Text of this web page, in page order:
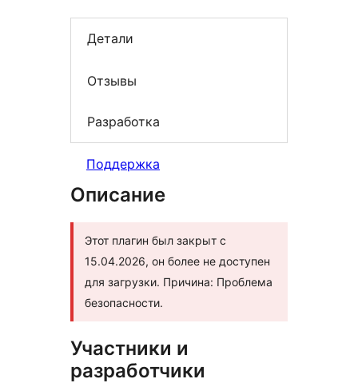
Детали
Отзывы
Разработка
Поддержка
Описание
Этот плагин был закрыт с
15.04.2026, он более не доступен
для загрузки. Причина: Проблема
безопасности.
Участники и
разработчики